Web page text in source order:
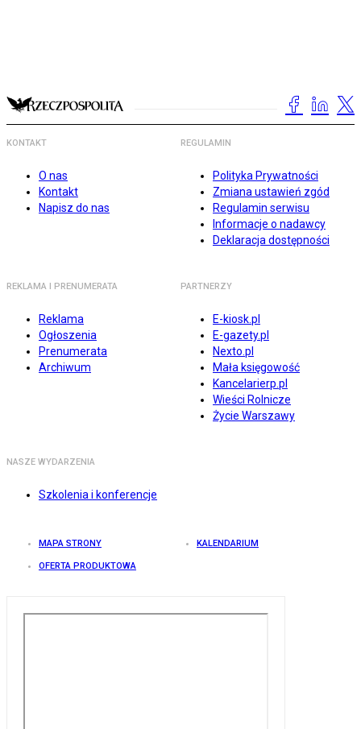
KONTAKT
O nas
Kontakt
Napisz do nas
REGULAMIN
Polityka Prywatności
Zmiana ustawień zgód
Regulamin serwisu
Informacje o nadawcy
Deklaracja dostępności
REKLAMA I PRENUMERATA
Reklama
Ogłoszenia
Prenumerata
Archiwum
PARTNERZY
E-kiosk.pl
E-gazety.pl
Nexto.pl
Mała księgowość
Kancelarierp.pl
Wieści Rolnicze
Życie Warszawy
NASZE WYDARZENIA
Szkolenia i konferencje
MAPA STRONY KALENDARIUM
OFERTA PRODUKTOWA